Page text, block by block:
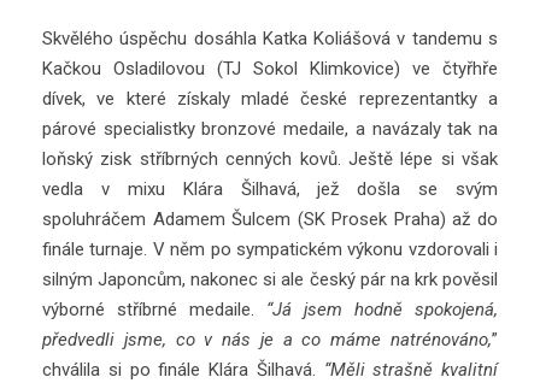
Skvělého úspěchu dosáhla Katka Koliášová v tandemu s
Kačkou Osladilovou (TJ Sokol Klimkovice) ve čtyřhře
dívek, ve které získaly mladé české reprezentantky a
párové specialistky bronzové medaile, a navázaly tak na
loňský zisk stříbrných cenných kovů. Ještě lépe si však
vedla v mixu Klára Šilhavá, jež došla se svým
spoluhráčem Adamem Šulcem (SK Prosek Praha) až do
finále turnaje. V něm po sympatickém výkonu vzdorovali i
silným Japoncům, nakonec si ale český pár na krk pověsil
výborné stříbrné medaile. “Já jsem hodně spokojená,
předvedli jsme, co v nás je a co máme natrénováno,”
chválila si po finále Klára Šilhavá. “Měli strašně kvalitní